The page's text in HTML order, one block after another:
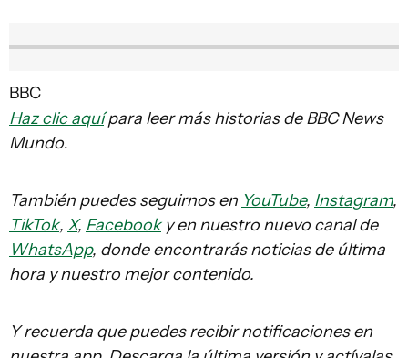
BBC
Haz clic aquípara leer más historias de BBC News
Mundo.
También puedes seguirnos en YouTube, Instagram,
TikTok, X, Facebooky en nuestro nuevo canal de
WhatsApp, donde encontrarás noticias de última
hora y nuestro mejor contenido.
Y recuerda que puedes recibir notificaciones en